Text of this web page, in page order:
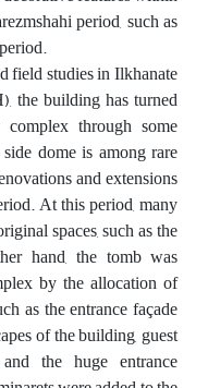
period, such as
field studies in Ilkhanate
the building has turned
through some
dome is among rare
and extensions
At this period, many
spaces, such as the
hand, the tomb was
by the allocation of
as the entrance façade
of the building, guest
the huge entrance